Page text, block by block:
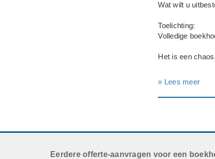
Wat wilt u
Toelichting:
Volledige
Het is een
---
» Lees meer
Eerdere offerte-aanvragen voor een